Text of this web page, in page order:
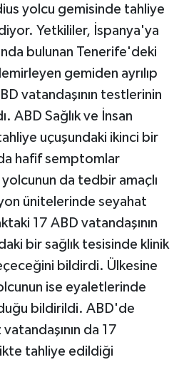
yolcu gemisinde tahliye
Yetkililer, İspanya'ya
bulunan Tenerife'deki
gemiden ayrılıp
vatandaşının testlerinin
ABD Sağlık ve İnsan
uçuşundaki ikinci bir
hafif semptomlar
da tedbir amaçlı
ünitelerinde seyahat
17 ABD vatandaşının
bir sağlık tesisinde klinik
bildirdi. Ülkesine
ise eyaletlerinde
bildirildi. ABD'de
da 17
tahliye edildiği